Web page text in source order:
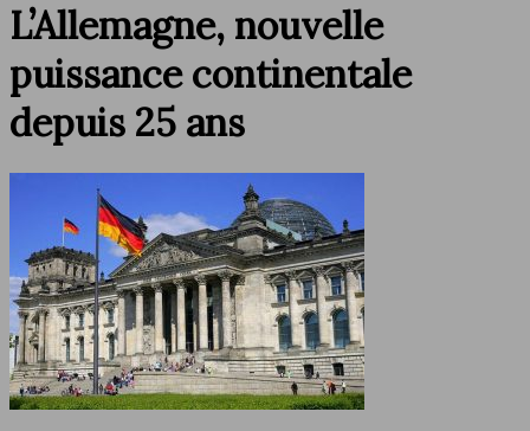
L’Allemagne, nouvelle
puissance continentale
depuis 25 ans